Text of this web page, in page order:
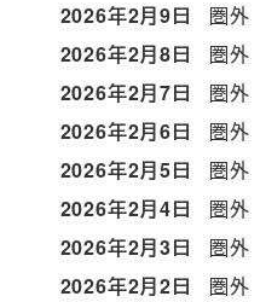
2026年2月9日
圏外
2026年2月8日
圏外
2026年2月7日
圏外
2026年2月6日
圏外
2026年2月5日
圏外
2026年2月4日
圏外
2026年2月3日
圏外
2026年2月2日
圏外